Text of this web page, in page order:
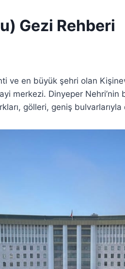
Gezi Rehberi
ve en büyük şehri olan
merkezi. Dinyeper Nehri’nin
gölleri, geniş